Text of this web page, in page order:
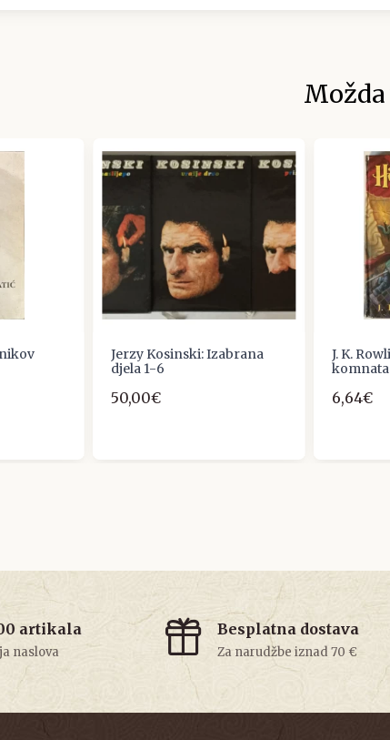
Možda
Jerzy Kosinski: Izabrana
djela 1-6
50,00€
J. K.
6,64€
artikala
naslova
Besplatna dostava
Za narudžbe iznad 70 €